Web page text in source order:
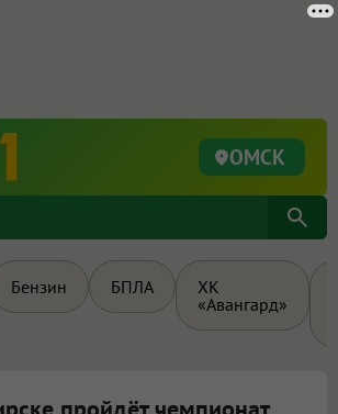
ОМСК
Бензин БПЛА
ХК
«Авангард»